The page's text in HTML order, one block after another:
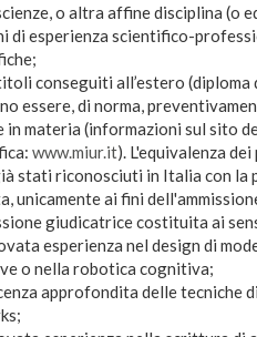
o altra affine disciplina (o
di esperienza scientifico-
conseguiti all’estero
essere, di norma,
in materia (informazioni sul sito
www.miur.it). L'equivalenza
stati riconosciuti in Italia con la
unicamente ai fini
giudicatrice costituita ai
esperienza nel design di
o nella robotica cognitiva;
approfondita delle tecniche